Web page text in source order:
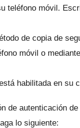
teléfono móvil.
de copia de
móvil o
habilitada en su
de autenticación
lo siguiente: